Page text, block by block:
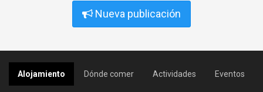
Nueva publicación
Alojamiento Dónde comer Actividades Eventos